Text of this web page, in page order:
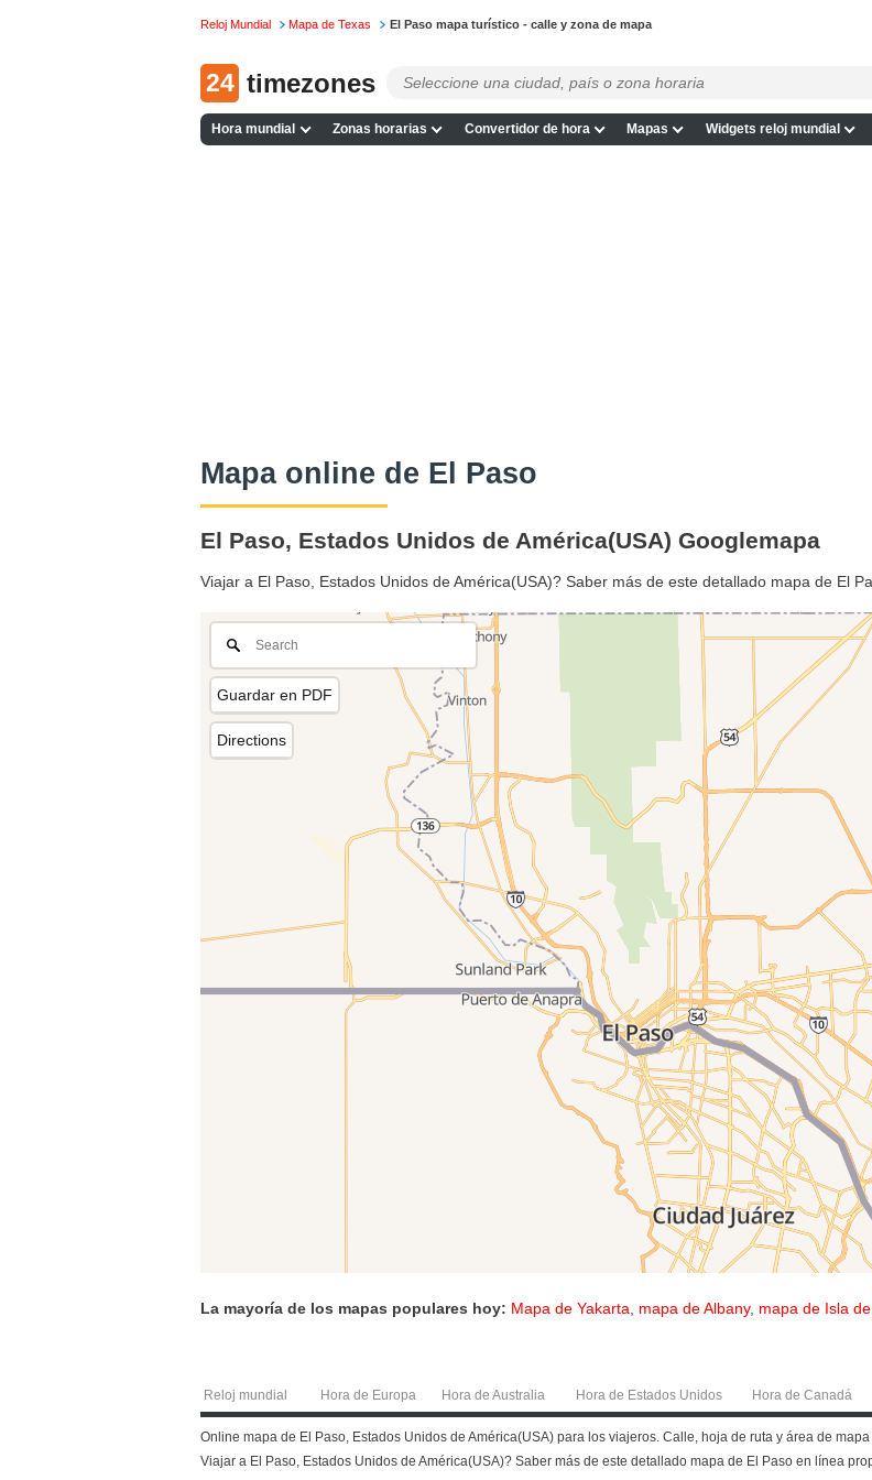
Reloj Mundial Mapa de Texas El Paso mapa turístico - calle y zona de mapa
24 timezones
Hora mundial Zonas horarias Convertidor de hora Mapas Widgets reloj mundial
Mapa online de El Paso
El Paso, Estados Unidos de América(USA) Googlemapa
Viajar a El Paso, Estados Unidos de América(USA)? Saber más de este detallado mapa de El
Guardar en PDF
Directions
La mayoría de los mapas populares hoy: Mapa de Yakarta mapa de Albany, mapa de Isla
Reloj mundial Hora de Europa Hora de Australia Hora de Estados Unidos Hora de Canadá
Online mapa de El Paso, Estados Unidos de América(USA) para los viajeros. Calle, hoja de ruta y área de
Viajar a El Paso, Estados Unidos de América(USA)? Saber más de este detallado mapa de El Paso en línea